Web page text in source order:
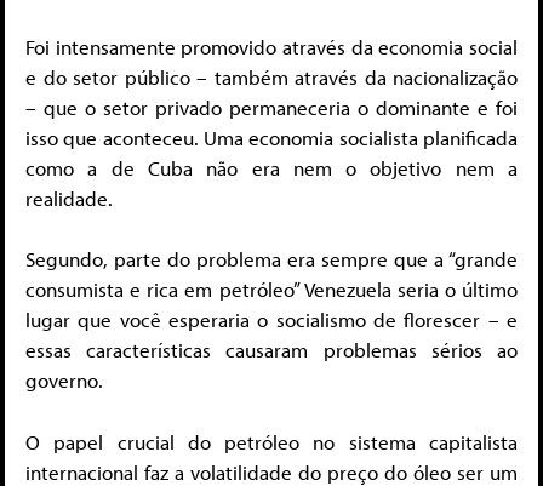
Foi intensamente promovido através da economia social
e do setor público – também através da nacionalização
– que o setor privado permaneceria o dominante e foi
isso que aconteceu. Uma economia socialista planificada
como a de Cuba não era nem o objetivo nem a
realidade.
Segundo, parte do problema era sempre que a “grande
consumista e rica em petróleo” Venezuela seria o último
lugar que você esperaria o socialismo de florescer – e
essas características causaram problemas sérios ao
governo.
O papel crucial do petróleo no sistema capitalista
internacional faz a volatilidade do preço do óleo ser um